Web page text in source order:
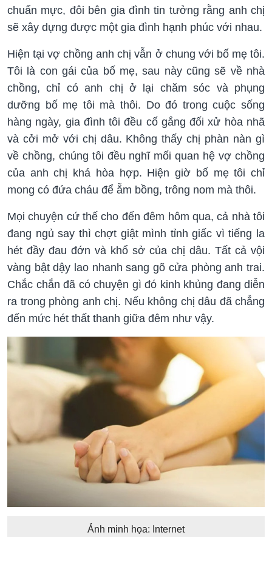
chuẩn mực, đôi bên gia đình tin tưởng rằng anh chị
sẽ xây dựng được một gia đình hạnh phúc với nhau.
Hiện tại vợ chồng anh chị vẫn ở chung với bố mẹ tôi.
Tôi là con gái của bố mẹ, sau này cũng sẽ về nhà
chồng, chỉ có anh chị ở lại chăm sóc và phụng
dưỡng bố mẹ tôi mà thôi. Do đó trong cuộc sống
hàng ngày, gia đình tôi đều cố gắng đối xử hòa nhã
và cởi mở với chị dâu. Không thấy chị phàn nàn gì
về chồng, chúng tôi đều nghĩ mối quan hệ vợ chồng
của anh chị khá hòa hợp. Hiện giờ bố mẹ tôi chỉ
mong có đứa cháu để ẵm bồng, trông nom mà thôi.
Mọi chuyện cứ thế cho đến đêm hôm qua, cả nhà tôi
đang ngủ say thì chợt giật mình tỉnh giấc vì tiếng la
hét đầy đau đớn và khổ sở của chị dâu. Tất cả vội
vàng bật dậy lao nhanh sang gõ cửa phòng anh trai.
Chắc chắn đã có chuyện gì đó kinh khủng đang diễn
ra trong phòng anh chị. Nếu không chị dâu đã chẳng
đến mức hét thất thanh giữa đêm như vậy.
Ảnh minh họa: Internet